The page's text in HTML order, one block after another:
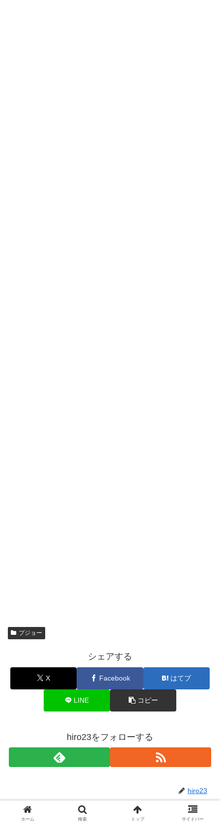
プジョー
シェアする
X Facebook はてブ
LINE コピー
hiro23をフォローする
hiro23
ホーム 検索 トップ サイドバー